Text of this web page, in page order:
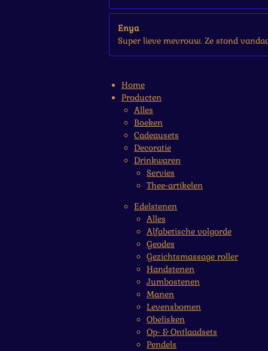
Enya
Super lieve mevrouw. Ze stond
Home
Producten
Alles
Boeken
Cadeausets
Decoratie
Drinkwaren
Servies
Thee-artikelen
Edelstenen
Alles
Alfabetische volgorde
Geodes
Gezichtsmassage roller
Handstenen
Jumbostenen
Manen
Levensbomen
Obelisken
Op- & Ontlaadsets
Pendels